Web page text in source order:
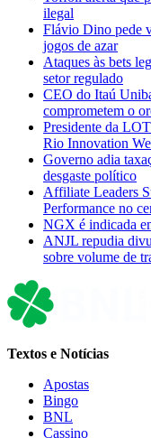
ilegal
Flávio Dino pede
jogos de azar
Ataques às bets
setor regulado
CEO do Itaú
comprometem o
Presidente da
Rio Innovation
Governo adia
desgaste político
Affiliate Leaders
Performance no
NGX é indicada
ANJL repudia
sobre volume de
Textos e Notícias
Apostas
Bingo
BNL
Cassino